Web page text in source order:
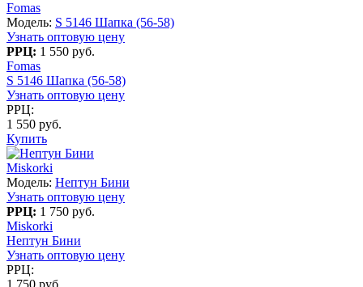
Fomas
Модель: S 5146 Шапка (56-58)
Узнать оптовую цену
РРЦ: 1 550 руб.
Fomas
S 5146 Шапка (56-58)
Узнать оптовую цену
РРЦ:
1 550 руб.
Купить
Miskorki
Модель: Нептун Бини
Узнать оптовую цену
РРЦ: 1 750 руб.
Miskorki
Нептун Бини
Узнать оптовую цену
РРЦ:
1 750 руб.